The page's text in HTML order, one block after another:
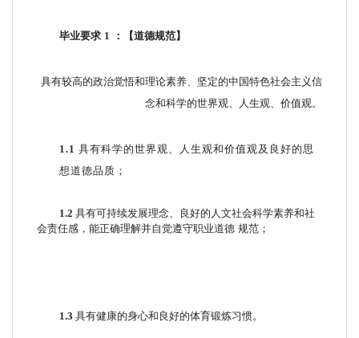
毕业要求 1 ：【道德规范】
具有较高的政治觉悟和理论素养、坚定的中国特色社会主义信
念和科学的世界观、人生观、价值观。
1.1 具有科学的世界观、人生观和价值观及良好的思
想道德品质；
1.2 具有可持续发展理念、良好的人文社会科学素养和社
会责任感，能正确理解并自觉遵守职业道德 规范；
1.3 具有健康的身心和良好的体育锻炼习惯。